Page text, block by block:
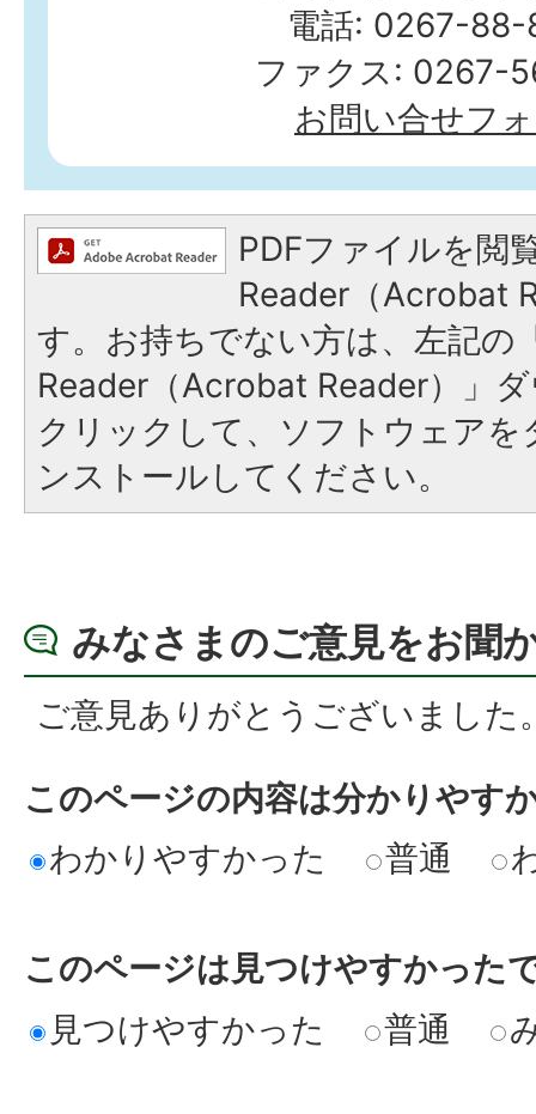
電話: 0267-
ファクス: 0267-
お問い合せフ
PDFファイルを閲
Reader（Acrobat
す。お持ちでない方は、左記の
Reader（Acrobat Reader）」
クリックして、ソフトウェア
ンストールしてください。
みなさまのご意見をお聞
ご意見ありがとうございました
このページの内容は分かりやす
わかりやすかった
普通
このページは見つけやすかった
見つけやすかった
普通